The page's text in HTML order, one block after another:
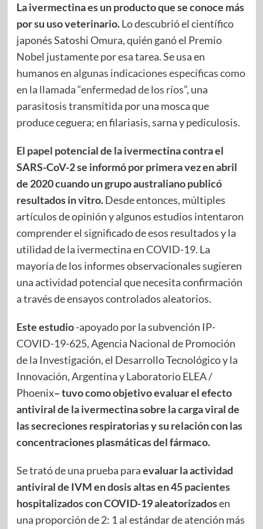
La ivermectina es un producto que se conoce más
por su uso veterinario.Lo descubrió el científico
japonés Satoshi Omura, quién ganó el Premio
Nobel justamente por esa tarea. Se usa en
humanosen algunas indicaciones específicas como
en la llamada “enfermedad de los ríos”, una
parasitosis transmitida por una mosca que
produce ceguera; en filariasis, sarna y pediculosis.
El papel potencial de la ivermectina contra el
SARS-CoV-2 se informó por primera vez en abril
de 2020 cuando un grupo australiano publicó
resultados in vitro.Desde entonces, múltiples
artículos de opinión y algunos estudios intentaron
comprender el significado de esos resultados y la
utilidad de la ivermectina en COVID-19. La
mayoría de los informes observacionales sugieren
una actividad potencial que necesita confirmación
a través de ensayos controlados aleatorios.
Este estudio-apoyado por la subvención IP-
COVID-19-625, Agencia Nacional de Promoción
de la Investigación, el Desarrollo Tecnológico y la
Innovación, Argentina y Laboratorio ELEA /
Phoenix– tuvo como objetivo evaluar el efecto
antiviral de la ivermectina sobre la carga viral de
las secreciones respiratorias y su relación con las
concentraciones plasmáticas del fármaco.
Se trató de una prueba paraevaluar la actividad
antiviral de IVM en dosis altas en 45 pacientes
hospitalizados con COVID-19 aleatorizadosen
una proporción de 2: 1 al estándar de atención más